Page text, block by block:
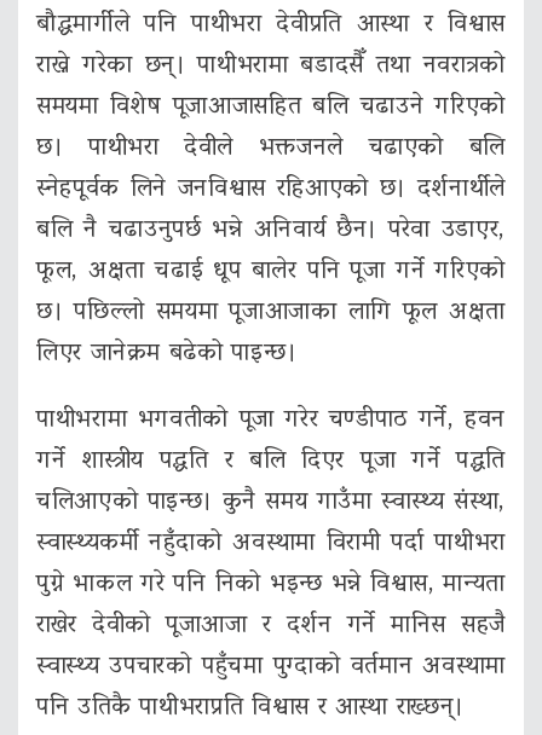
बौद्धमार्गीले पनि पाथीभरा देवीप्रति आस्था र विश्वास
राख्ने गरेका छन्। पाथीभरामा बडादसैँ तथा नवरात्रको
समयमा विशेष पूजाआजासहित बलि चढाउने गरिएको
छ। पाथीभरा देवीले भक्तजनले चढाएको बलि
स्नेहपूर्वक लिने जनविश्वास रहिआएको छ। दर्शनार्थीले
बलि नै चढाउनुपर्छ भन्ने अनिवार्य छैन। परेवा उडाएर,
फूल, अक्षता चढाई धूप बालेर पनि पूजा गर्ने गरिएको
छ। पछिल्लो समयमा पूजाआजाका लागि फूल अक्षता
लिएर जानेक्रम बढेको पाइन्छ।
पाथीभरामा भगवतीको पूजा गरेर चण्डीपाठ गर्ने, हवन
गर्ने शास्त्रीय पद्धति र बलि दिएर पूजा गर्ने पद्धति
चलिआएको पाइन्छ। कुनै समय गाउँमा स्वास्थ्य संस्था,
स्वास्थ्यकर्मी नहुँदाको अवस्थामा विरामी पर्दा पाथीभरा
पुग्ने भाकल गरे पनि निको भइन्छ भन्ने विश्वास, मान्यता
राखेर देवीको पूजाआजा र दर्शन गर्ने मानिस सहजै
स्वास्थ्य उपचारको पहुँचमा पुग्दाको वर्तमान अवस्थामा
पनि उतिकै पाथीभराप्रति विश्वास र आस्था राख्छन्।